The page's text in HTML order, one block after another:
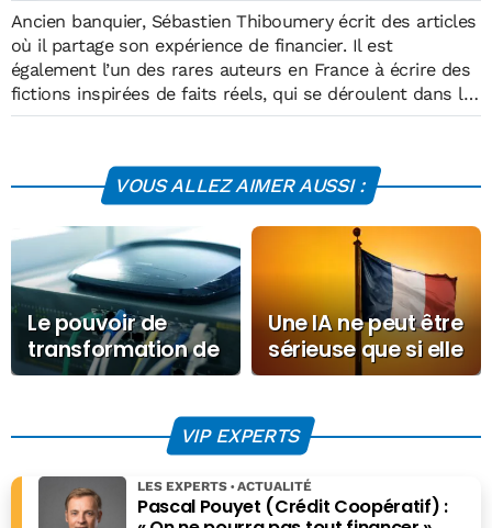
Ancien banquier, Sébastien Thiboumery écrit des articles
où il partage son expérience de financier. Il est
également l’un des rares auteurs en France à écrire des
fictions inspirées de faits réels, qui se déroulent dans le
monde financier parisien. Il a publié Money Game (2019)
financier (2020) chez JDH éditions. Il est également
contributeur régulier à Contrepoints et au Journal
VOUS ALLEZ AIMER AUSSI :
Le pouvoir de
transformation de
la plateforme
Une IA ne peut être
sérieuse que si elle
est souveraine et
VIP EXPERTS
Pascal Pouyet (Crédit Coopératif) :
LES EXPERTS ACTUALITÉ